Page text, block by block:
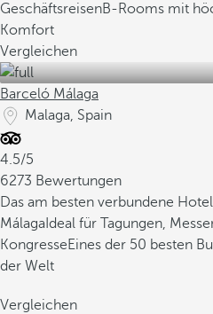
GeschäftsreisenB-Rooms mit
Komfort
Vergleichen
Barceló Málaga
Malaga, Spain
4.5/5
6273 Bewertungen
Das am besten verbundene
Málaga Ideal für Tagungen,
KongresseEines der 50 besten
der Welt
Vergleichen